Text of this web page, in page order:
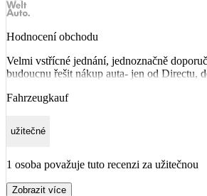
Hodnocení obchodu
Velmi vstřícné jednání, jednoznačně
budoucnu řešit nákup auta- jen od Directu,
Fahrzeugkauf
užitečné
1 osoba považuje tuto recenzi za užitečnou
Zobrazit více